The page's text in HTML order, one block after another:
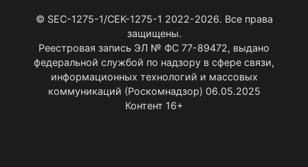
© SEC-1275-1/СЕК-1275-1 2022-2026. Все права
защищены.
Реестровая запись ЭЛ № ФС 77-89472, выдано
федеральной службой по надзору в сфере связи,
информационных технологий и массовых
коммуникаций (Роскомнадзор) 06.05.2025
Контент 16+